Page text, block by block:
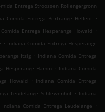
Entrega Stroossen Rollengergronn
Comida Entrega Bertrange Helfent
.
Entrega Hesperange Howald
.
. Indiana Comida Entrega Hesperange
Itzig . Indiana Comida Entrega
Hesperange Hamm . Indiana Comida
Howald . Indiana Comida Entrega
Leudelange Schlewenhof . Indiana
Indiana Comida Entrega Leudelange
.